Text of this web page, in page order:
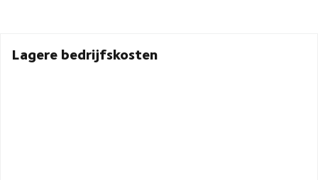
Lagere bedrijfskosten